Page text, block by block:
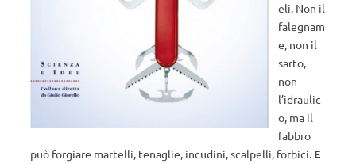
eli. Non il
falegnam
e, non il
sarto,
non
l’idraulic
o, ma il
fabbro
può forgiare martelli, tenaglie, incudini, scalpelli, forbici. E